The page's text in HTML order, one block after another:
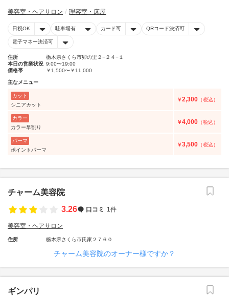
美容室・ヘアサロン 理容室・床屋
日祝OK 駐車場有 カード可 QRコード決済可
電子マネー決済可
住所
栃木県さくら市卯の里２−２４−１
本日の営業状況 9:00〜19:00
価格帯
￥1,500〜￥11,000
主なメニュー
カット
シニアカット
￥2,300 （税込）
カラー
カラー早割り
￥4,000 （税込）
パーマ
ポイントパーマ
￥3,500 （税込）
チャーム美容院
3.26
口コミ 1件
美容室・ヘアサロン
住所 栃木県さくら市氏家２７６０
チャーム美容院のオーナー様ですか？
ギンパリ